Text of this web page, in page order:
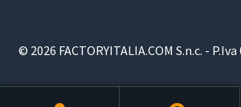
© 2026 FACTORYITALIA.COM S.n.c. -